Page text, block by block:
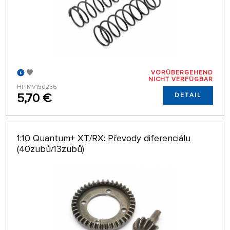
HPIMV150236
5,70 €
VORÜBERGEHEND
NICHT VERFÜGBAR
DETAIL
1:10 Quantum+ XT/RX: Převody diferenciálu
(40zubů/13zubů)